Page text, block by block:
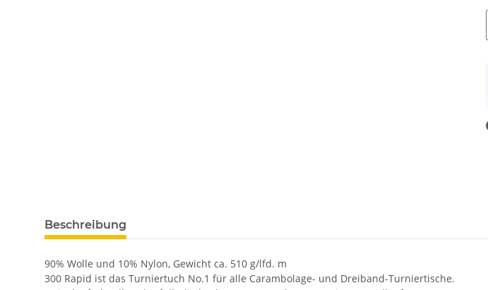
Beschreibung
90% Wolle und 10% Nylon, Gewicht ca. 510 g/lfd. m
300 Rapid ist das Turniertuch No.1 für alle Carambolage- und Dreiband-Turniertische.